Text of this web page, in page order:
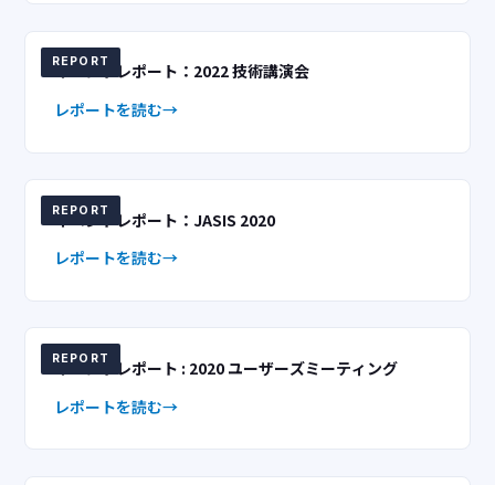
REPORT
イベントレポート：2022 技術講演会
レポートを読む
REPORT
イベントレポート：JASIS 2020
レポートを読む
REPORT
イベントレポート : 2020 ユーザーズミーティング
レポートを読む